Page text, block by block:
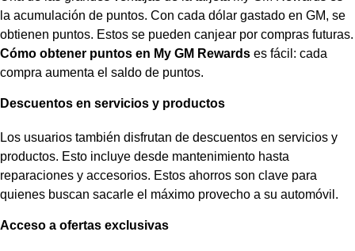
la acumulación de puntos. Con cada dólar gastado en GM, se
obtienen puntos. Estos se pueden canjear por compras futuras.
Cómo obtener puntos en My GM Rewards es fácil: cada
compra aumenta el saldo de puntos.
Descuentos en servicios y productos
Los usuarios también disfrutan de descuentos en servicios y
productos. Esto incluye desde mantenimiento hasta
reparaciones y accesorios. Estos ahorros son clave para
quienes buscan sacarle el máximo provecho a su automóvil.
Acceso a ofertas exclusivas